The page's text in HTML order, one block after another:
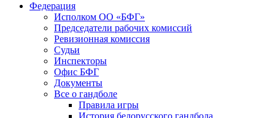
Федерация
Исполком ОО «БФГ»
Председатели рабочих комиссий
Ревизионная комиссия
Судьи
Инспекторы
Офис БФГ
Документы
Все о гандболе
Правила игры
История белорусского гандбола